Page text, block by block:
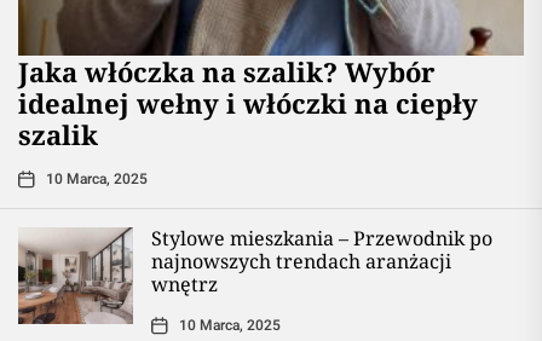
Jaka włóczka na szalik? Wybór
idealnej wełny i włóczki na ciepły
szalik
10 Marca, 2025
Stylowe mieszkania – Przewodnik po
najnowszych trendach aranżacji
wnętrz
10 Marca, 2025